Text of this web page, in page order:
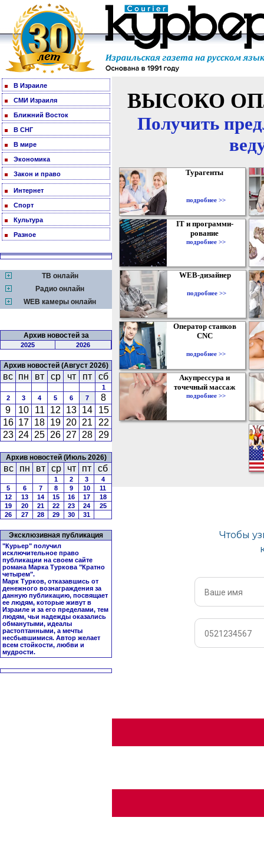
В Израиле
СМИ Израиля
Ближний Восток
В СНГ
В мире
Экономика
Закон и право
Интернет
Спорт
Культура
Разное
ТВ онлайн
Радио онлайн
WEB камеры онлайн
Архив новостей за
2025 2026
Архив новостей (Август 2026)
вс пн вт ср чт пт сб
1
2
3 4 5 6 7
8
9
10 11 12 13 14
15
16 17 18 19 20 21
22
23 24 25 26 27 28 29
Архив новостей (Июль 2026)
вс пн вт ср чт пт сб
1 2 3
4
5
6 7 8 9 10
11
12
13 14 15 16 17
18
19
20 21 22 23 24
25
26
27 28 29 30 31
Эксклюзивная публикация
"Курьер" получил
исключительное право
публикации на своем сайте
романа Марка Туркова "Кратно
четырем".
Марк Турков, отказавшись от
денежного вознаграждения за
данную публикацию, посвящает
ее людям, которые живут в
Израиле и за его пределами, тем
людям, чьи надежды оказались
обманутыми, идеалы
растоптанными, а мечты
несбывшимися. Автор желает
всем стойкости, любви и
мудрости.
ВЫСОКО
Получить
Турагенты
подробнее >>
IT и программи-
рование
подробнее >>
WEB-дизайнер
подробнее >>
Оператор станков
CNC
подробнее >>
Акупрессура и
точечный массаж
подробнее >>